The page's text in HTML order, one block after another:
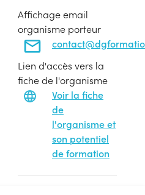
Affichage email
organisme porteur
Lien d'accès vers la
fiche de l'organisme
Voir la fiche
de
l'organisme et
son potentiel
de formation